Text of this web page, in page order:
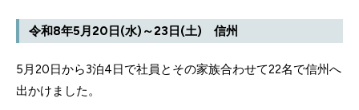
令和8年5月20日(水)～23日(土) 信州
5月20日から3泊4日で社員とその家族合わせて22名で信州へ
出かけました。